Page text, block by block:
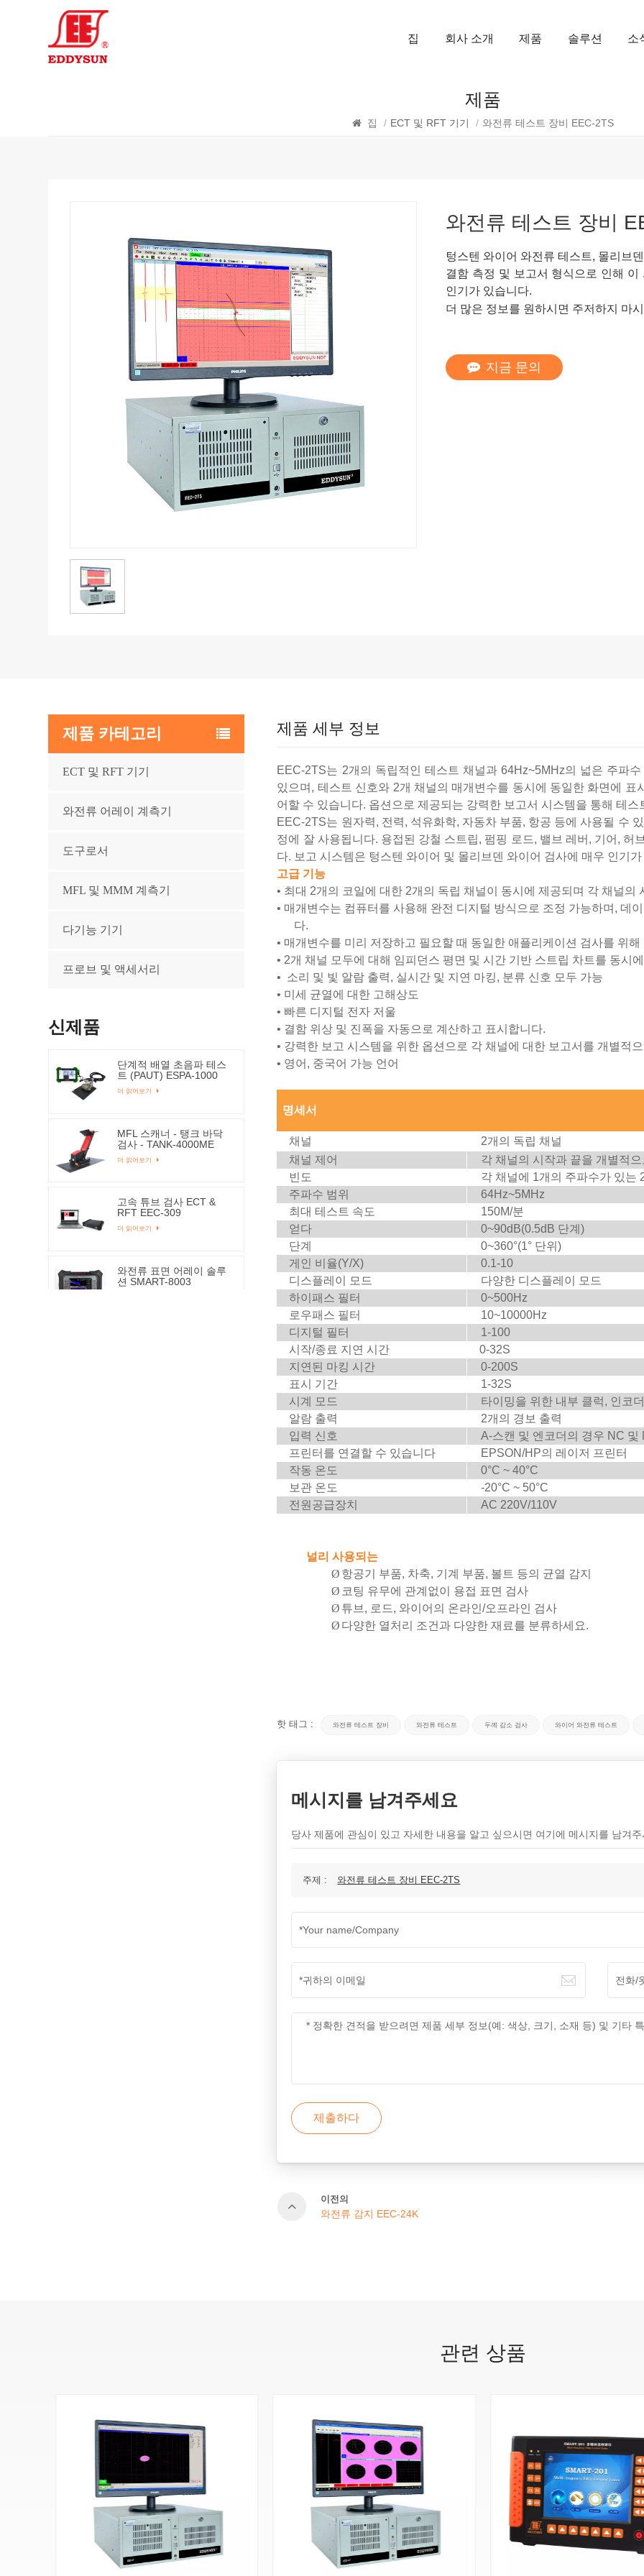
집 회사 소개 제품 솔루션 소
제품
집 / ECT 및 RFT 기기 / 와전류 테스트 장비 EEC-2TS
와전류 테스트 장비
텅스텐 와이어 와전류 테스트, 몰리브
결함 측정 및 보고서 형식으로 인해
인기가 있습니다.
더 많은 정보를 원하시면 주저하지 마
지금 문의
제품 세부 정보
EEC-2TS는 2개의 독립적인 테스트 채널과 64Hz~5MHz의 넓은 주파
있으며, 테스트 신호와 2개 채널의 매개변수를 동시에 동일한 화면에 표
어할 수 있습니다. 옵션으로 제공되는 강력한 보고서 시스템을 통해 테
EEC-2TS는 원자력, 전력, 석유화학, 자동차 부품, 항공 등에 사용될 수
정에 잘 사용됩니다. 용접된 강철 스트립, 펌핑 로드, 밸브 레버, 기어, 허
다. 보고 시스템은 텅스텐 와이어 및 몰리브덴 와이어 검사에 매우 인기
고급 기능
• 최대 2개의 코일에 대한 2개의 독립 채널이 동시에 제공되며 각 채널의
• 매개변수는 컴퓨터를 사용해 완전 디지털 방식으로 조정 가능하며, 데
다.
• 매개변수를 미리 저장하고 필요할 때 동일한 애플리케이션 검사를 위
• 2개 채널 모두에 대해 임피던스 평면 및 시간 기반 스트립 차트를 동시
• 소리 및 빛 알람 출력, 실시간 및 지연 마킹, 분류 신호 모두 가능
• 미세 균열에 대한 고해상도
• 빠른 디지털 전자 저울
• 결함 위상 및 진폭을 자동으로 계산하고 표시합니다.
• 강력한 보고 시스템을 위한 옵션으로 각 채널에 대한 보고서를 개별적
• 영어, 중국어 가능 언어
명세서
채널
2개의 독립 채널
채널 제어
각 채널의 시작과 끝을 개별적
빈도
각 채널에 1개의 주파수가 있는
주파수 범위
64Hz~5MHz
최대 테스트 속도
150M/분
얻다
0~90dB(0.5dB 단계)
단계
0~360°(1° 단위)
게인 비율(Y/X)
0.1-10
디스플레이 모드
다양한 디스플레이 모드
하이패스 필터
0~500Hz
로우패스 필터
10~10000Hz
디지털 필터
1-100
시작/종료 지연 시간
0-32S
지연된 마킹 시간
0-200S
표시 기간
1-32S
시계 모드
타이밍을 위한 내부 클럭, 인코
알람 출력
2개의 경보 출력
입력 신호
A-스캔 및 엔코더의 경우 NC 및
프린터를 연결할 수 있습니다
EPSON/HP의 레이저 프린터
작동 온도
0°C ~ 40°C
보관 온도
-20°C ~ 50°C
전원공급장치
AC 220V/110V
널리 사용되는
Ø 항공기 부품, 차축, 기계 부품, 볼트 등의 균열 감지
Ø 코팅 유무에 관계없이 용접 표면 검사
Ø 튜브, 로드, 와이어의 온라인/오프라인 검사
Ø 다양한 열처리 조건과 다양한 재료를 분류하세요.
핫 태그 : 와전류 테스트 장비 와전류 테스트 두께 감소 검사 와이어 와전류 테스트
메시지를 남겨주세요
당사 제품에 관심이 있고 자세한 내용을 알고 싶으시면 여기에 메시지를 남겨
주제 : 와전류 테스트 장비 EEC-2TS
제출하다
이전의
와전류 감지 EEC-24K
제품 카테고리
ECT 및 RFT 기기
와전류 어레이 계측기
도구로서
MFL 및 MMM 계측기
다기능 기기
프로브 및 액세서리
신제품
단계적 배열 초음파 테스
트 (PAUT) ESPA-1000
더 읽어보기
MFL 스캐너 - 탱크 바닥
검사 - TANK-4000ME
더 읽어보기
고속 튜브 검사 ECT &
RFT EEC-309
더 읽어보기
와전류 표면 어레이 솔루
션 SMART-8003
관련 상품